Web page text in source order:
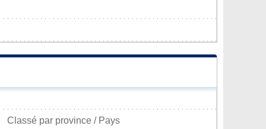
Classé par province / Pays